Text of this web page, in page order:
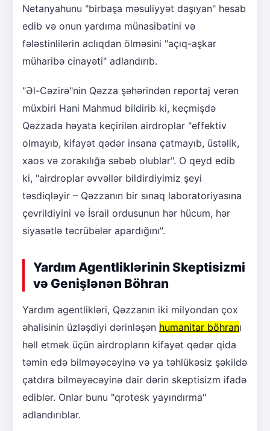
Netanyahunu "birbaşa məsuliyyət daşıyan" hesab
edib və onun yardıma münasibətini və
fələstinlilərin aclıqdan ölməsini "açıq-aşkar
müharibə cinayəti" adlandırıb.
"Əl-Cəzirə"nin Qəzza şəhərindən reportaj verən
müxbiri Hani Mahmud bildirib ki, keçmişdə
Qəzzada həyata keçirilən airdroplar "effektiv
olmayıb, kifayət qədər insana çatmayıb, üstəlik,
xaos və zorakılığa səbəb olublar". O qeyd edib
ki, "airdroplar əvvəllər bildirdiyimiz şeyi
təsdiqləyir – Qəzzanın bir sınaq laboratoriyasına
çevrildiyini və İsrail ordusunun hər hücum, hər
siyasətlə təcrübələr apardığını".
Yardım Agentliklərinin Skeptisizmi
və Genişlənən Böhran
Yardım agentlikləri, Qəzzanın iki milyondan çox
əhalisinin üzləşdiyi dərinləşən humanitar böhranı
həll etmək üçün airdropların kifayət qədər qida
təmin edə bilməyəcəyinə və ya təhlükəsiz şəkildə
çatdıra bilməyəcəyinə dair dərin skeptisizm ifadə
ediblər. Onlar bunu "qrotesk yayındırma"
adlandırıblar.